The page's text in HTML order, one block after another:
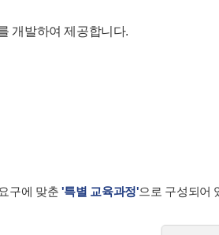
개발하여 제공합니다.
구에 맞춘 '특별 교육과정'으로 구성되어